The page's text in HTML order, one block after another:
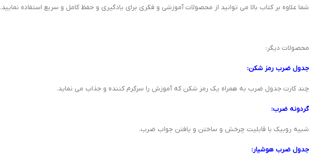
شما علاوه بر کتاب بالا می توانید از محصولات آموزشی و فکری برای یادگیری و حفظ کامل و سریع استفاده نمایید.
محصولات دیگر:
جدول ضرب رمز شکن:
چند کارت جدول ضرب به همراه یک رمز شکن که آموزش را سرگرم کننده و جذاب می نماید.
گردونه ضرب:
شبیه روبیک با قابلیت چرخش و ساختن و یافتن جواب ضرب.
جدول ضرب هوشیار: